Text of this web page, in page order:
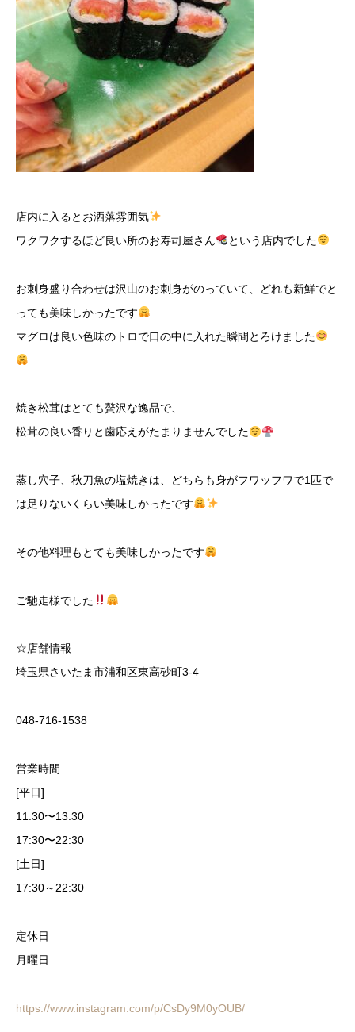
店内に入るとお洒落雰囲気
ワクワクするほど良い所のお寿司屋さん
という店内でした
お刺身盛り合わせは沢山のお刺身がのっていて、どれも新鮮でと
っても美味しかったです
マグロは良い色味のトロで口の中に入れた瞬間とろけました
焼き松茸はとても贅沢な逸品で、
松茸の良い香りと歯応えがたまりませんでした
蒸し穴子、秋刀魚の塩焼きは、どちらも身がフワッフワで1匹で
は足りないくらい美味しかったです
その他料理もとても美味しかったです
ご馳走様でした
☆店舗情報
埼玉県さいたま市浦和区東高砂町3-4
048-716-1538
営業時間
[平日]
11:30〜13:30
17:30〜22:30
[土日]
17:30～22:30
定休日
月曜日
https://www.instagram.com/p/CsDy9M0yOUB/